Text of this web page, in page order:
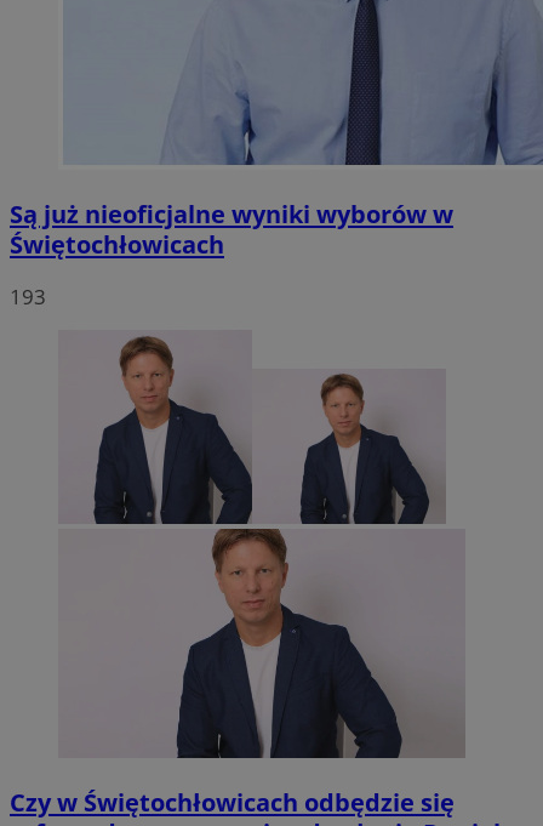
Są już nieoficjalne wyniki wyborów w
Świętochłowicach
193
Czy w Świętochłowicach odbędzie się